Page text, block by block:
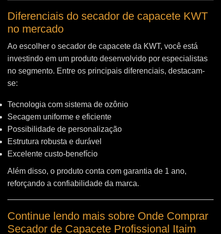
Diferenciais do secador de capacete KWT
no mercado
Ao escolher o secador de capacete da KWT, você está
investindo em um produto desenvolvido por especialistas
no segmento. Entre os principais diferenciais, destacam-
se:
Tecnologia com sistema de ozônio
Secagem uniforme e eficiente
Possibilidade de personalização
Estrutura robusta e durável
Excelente custo-benefício
Além disso, o produto conta com garantia de 1 ano,
reforçando a confiabilidade da marca.
Continue lendo mais sobre Onde Comprar
Secador de Capacete Profissional Itaim